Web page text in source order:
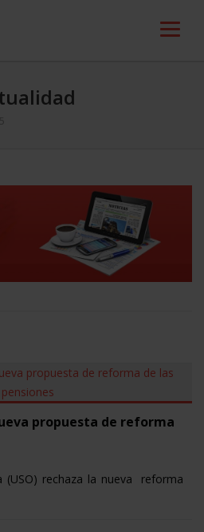
propuesta de reforma
(USO) rechaza la nueva reforma